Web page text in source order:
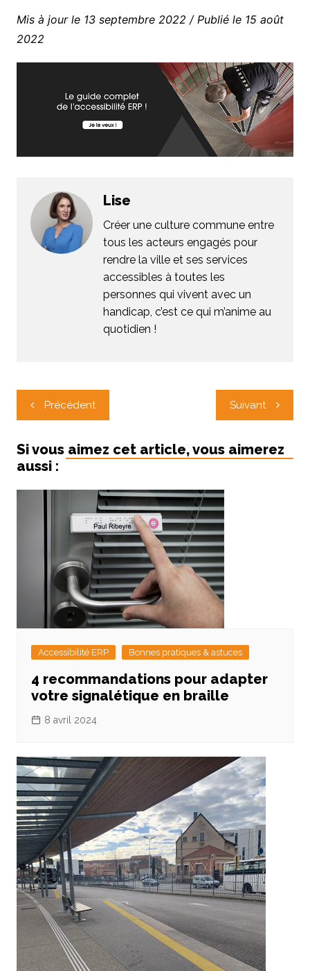
Mis à jour le 13 septembre 2022 / Publié le 15 août
2022
Lise
Créer une culture commune entre
tous les acteurs engagés pour
rendre la ville et ses services
accessibles à toutes les
personnes qui vivent avec un
handicap, c’est ce qui m’anime au
quotidien !
Navigation
de
l’article
Précédent Suivant
Si vous aimez cet article, vous aimerez
aussi :
Accessibilité ERP Bonnes pratiques & astuces
4 recommandations pour adapter
votre signalétique en braille
8 avril 2024